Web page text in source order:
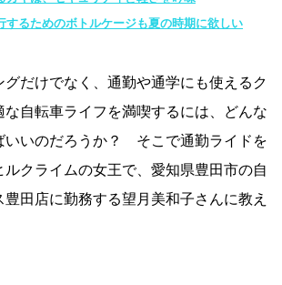
するためのボトルケージも夏の時期に欲しい
だけでなく、通勤や通学にも使えるク
な自転車ライフを満喫するには、どんな
いいのだろうか？ そこで通勤ライドを
ルクライムの女王で、愛知県豊田市の自
田店に勤務する望月美和子さんに教え